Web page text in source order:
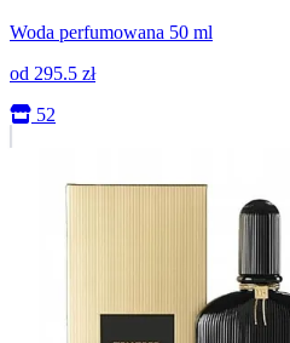
Woda perfumowana 50 ml
od 295.5 zł
52